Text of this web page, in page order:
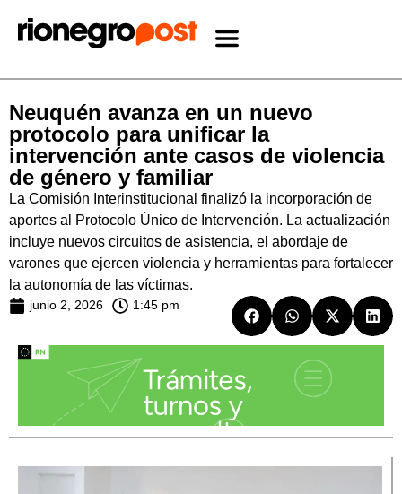
Neuquén avanza en un nuevo
protocolo para unificar la
intervención ante casos de violencia
de género y familiar
La Comisión Interinstitucional finalizó la incorporación de
aportes al Protocolo Único de Intervención. La actualización
incluye nuevos circuitos de asistencia, el abordaje de
varones que ejercen violencia y herramientas para fortalecer
la autonomía de las víctimas.
junio 2, 2026 1:45 pm